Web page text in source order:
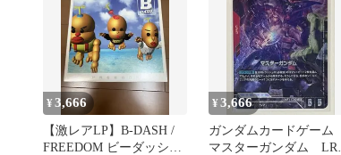
¥3,666
【激レアLP】B-DASH /
FREEDOM ビーダッシュ
¥3,666
ガンダムカードゲーム
マスターガンダム LR+